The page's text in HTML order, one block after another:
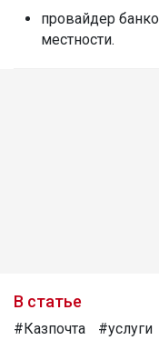
провайдер
местности.
В статье
#Казпочта #услуги